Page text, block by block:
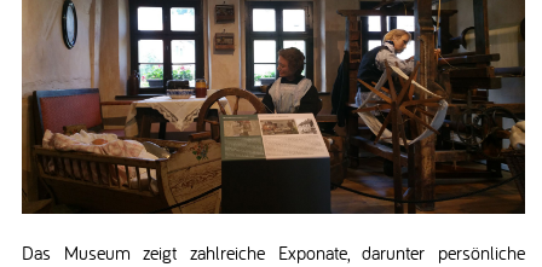
Das Museum zeigt zahlreiche Exponate, darunter persönliche